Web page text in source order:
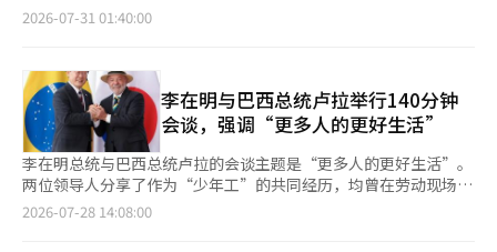
报中指出：“中国在朝鲜半岛问题上的立场没有变化，今年5月的
协调与韩国总统的会面，如果成行，将是李在明政府成立以来中国
外交高层首次访韩。 在此次访韩前，外交界关注的焦点是中国会
在多大程度上提及无核化原则。今年4月，王部长和6月，习近平国
家主席先后访问朝鲜，但两次都没有提到无核化，这引发外界对中
国在解决朝核问题上可能更重视恢复中朝关系的猜测。 在当天的
简报中，有记者询问王部长访韩是否会公开重申中国的无核化原
则，以及是否在协商相关的会谈结果。对此，朴发言人表示：“韩
中之间通过元首互访确认了朝鲜半岛的和平与稳定是两国的共同利
2026-07-31 01:40:00
李在明与巴西总统卢拉举行140分钟
会谈，强调“更多人的更好生活”
李在明总统与巴西总统卢拉的会谈主题是“更多人的更好生活”。
两位领导人分享了作为“少年工”的共同经历，均曾在劳动现场遭
遇工伤和政治考验。卢拉总统在19岁时在金属工厂工作时失去了左
2026-07-28 14:08:00